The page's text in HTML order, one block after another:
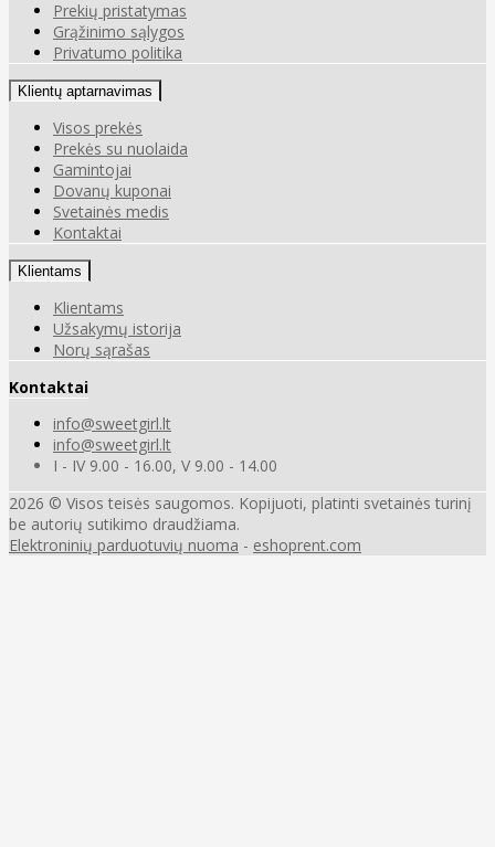
Prekių pristatymas
Grąžinimo sąlygos
Privatumo politika
Klientų aptarnavimas
Visos prekės
Prekės su nuolaida
Gamintojai
Dovanų kuponai
Svetainės medis
Kontaktai
Klientams
Klientams
Užsakymų istorija
Norų sąrašas
Kontaktai
info@sweetgirl.lt
info@sweetgirl.lt
I - IV 9.00 - 16.00, V 9.00 - 14.00
2026 © Visos teisės saugomos. Kopijuoti, platinti svetainės turinį
be autorių sutikimo draudžiama.
Elektroninių parduotuvių nuoma - eshoprent.com